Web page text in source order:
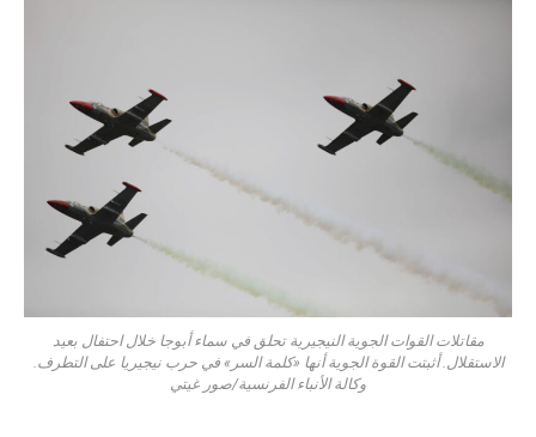
مقاتلات القوات الجوية النيجيرية تحلق في سماء أبوجا خلال احتفال بعيد
الاستقلال. أثبتت القوة الجوية أنها «كلمة السر» في حرب نيجيريا على التطرف.
وكالة الأنباء الفرنسية/صور غيتي